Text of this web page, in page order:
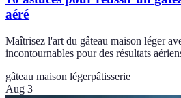
aéré
Maîtrisez l'art du gâteau maison léger
incontournables pour des résultats
gâteau maison légerpâtisserie
Aug 3